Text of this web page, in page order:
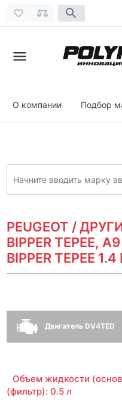
О компании Подбор
PEUGEOT /
BIPPER TEPEE,
BIPPER TEPEE 1.4
Двигатель DV4TED
Объем жидкости
(фильтр): 0.5 л